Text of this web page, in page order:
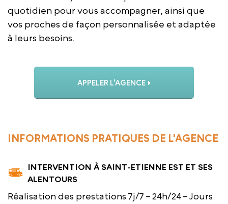
quotidien pour vous accompagner, ainsi que
vos proches de façon personnalisée et adaptée
à leurs besoins.
APPELER L’AGENCE
INFORMATIONS PRATIQUES DE L'AGENCE
INTERVENTION À SAINT-ETIENNE EST ET SES
ALENTOURS
Réalisation des prestations 7j/7 – 24h/24 – Jours